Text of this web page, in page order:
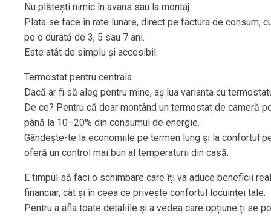
Nu plătești nimic în avans sau la montaj.
Plata se face în rate lunare, direct pe factura de consum,
pe o durată de 3, 5 sau 7 ani.
Este atât de simplu și accesibil.
Termostat pentru centrala
Dacă ar fi să aleg pentru mine, aș lua varianta cu
De ce? Pentru că doar montând un termostat de cameră
până la 10–20% din consumul de energie.
Gândește-te la economiile pe termen lung și la confortul
oferă un control mai bun al temperaturii din casă.
E timpul să faci o schimbare care îți va aduce beneficii
financiar, cât și în ceea ce privește confortul locuinței tale.
Pentru a afla toate detaliile și a vedea care opțiune ți se